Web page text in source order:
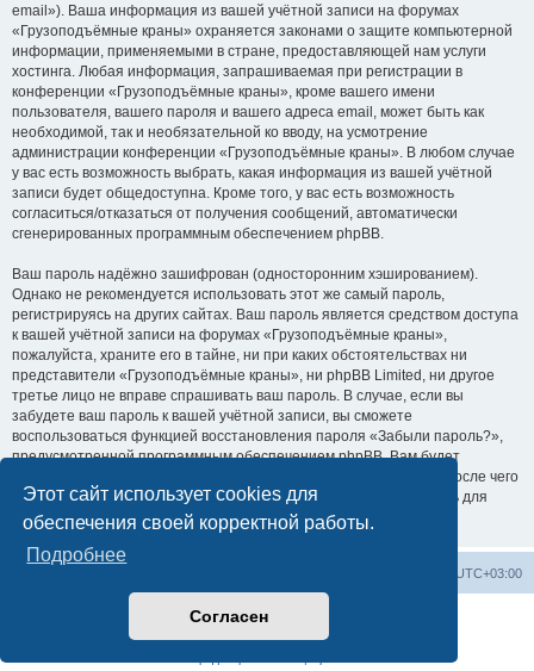
Этот сайт использует cookies для
обеспечения своей корректной работы.
Подробнее
Согласен
email»). Ваша информация из вашей учётной записи на форумах
«Грузоподъёмные краны» охраняется законами о защите компьютерной
информации, применяемыми в стране, предоставляющей нам услуги
хостинга. Любая информация, запрашиваемая при регистрации в
конференции «Грузоподъёмные краны», кроме вашего имени
пользователя, вашего пароля и вашего адреса email, может быть как
необходимой, так и необязательной ко вводу, на усмотрение
администрации конференции «Грузоподъёмные краны». В любом случае
у вас есть возможность выбрать, какая информация из вашей учётной
записи будет общедоступна. Кроме того, у вас есть возможность
согласиться/отказаться от получения сообщений, автоматически
сгенерированных программным обеспечением phpBB.
Ваш пароль надёжно зашифрован (односторонним хэшированием).
Однако не рекомендуется использовать этот же самый пароль,
регистрируясь на других сайтах. Ваш пароль является средством доступа
к вашей учётной записи на форумах «Грузоподъёмные краны»,
пожалуйста, храните его в тайне, ни при каких обстоятельствах ни
представители «Грузоподъёмные краны», ни phpBB Limited, ни другое
третье лицо не вправе спрашивать ваш пароль. В случае, если вы
забудете ваш пароль к вашей учётной записи, вы сможете
воспользоваться функцией восстановления пароля «Забыли пароль?»,
предусмотренной программным обеспечением phpBB. Вам будет
необходимо ввести ваше имя пользователя и ваш адрес email, после чего
программное обеспечение phpBB сгенерирует вам новый пароль для
вашей учётной записи.
UTC+03:00
Создано на основеphpBB® Forum Software © phpBB Limited
Русская поддержка phpBB